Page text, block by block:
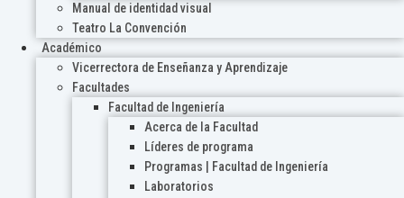
Manual de identidad visual
Teatro La Convención
Académico
Vicerrectora de Enseñanza y Aprendizaje
Facultades
Facultad de Ingeniería
Acerca de la Facultad
Líderes de programa
Programas | Facultad de Ingeniería
Laboratorios